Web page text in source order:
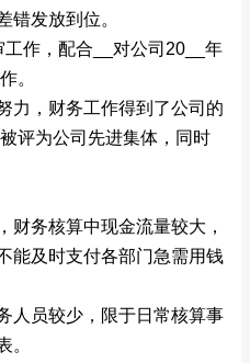
错发放到位。
作，配合__对公司20__年
。
力，财务工作得到了公司的
评为公司先进集体，同时
财务核算中现金流量较大，
能及时支付各部门急需用钱
人员较少，限于日常核算事
。